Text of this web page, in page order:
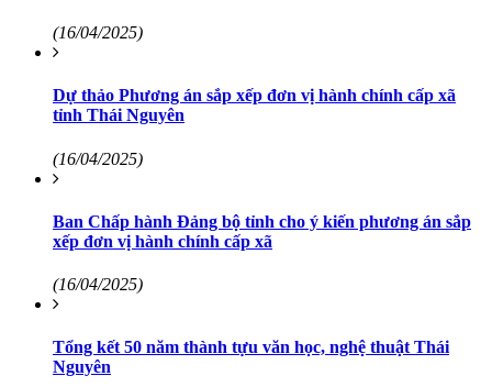
(16/04/2025)
Dự thảo Phương án sắp xếp đơn vị hành chính cấp xã
tỉnh Thái Nguyên
(16/04/2025)
Ban Chấp hành Đảng bộ tỉnh cho ý kiến phương án sắp
xếp đơn vị hành chính cấp xã
(16/04/2025)
Tổng kết 50 năm thành tựu văn học, nghệ thuật Thái
Nguyên